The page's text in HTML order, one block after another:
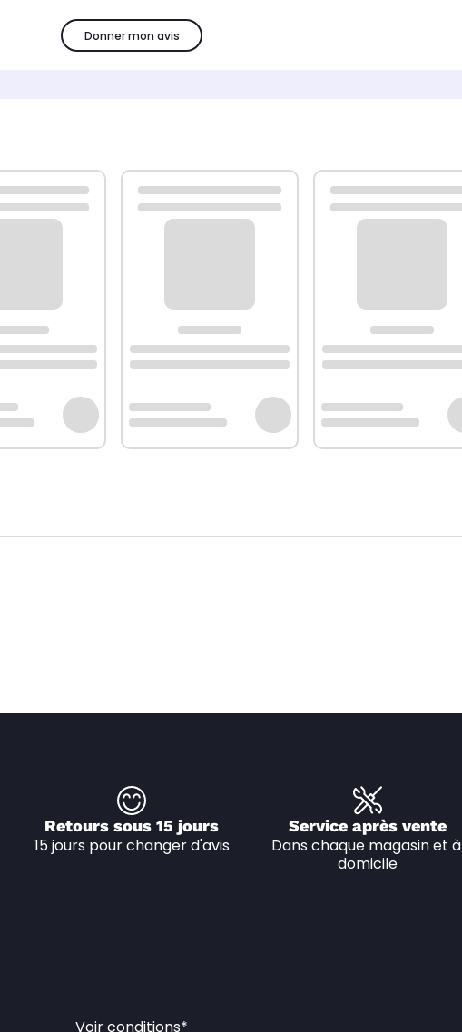
Donner mon avis
Retours sous 15 jours
15 jours pour changer d'avis
Service après vente
Dans chaque magasin et à
domicile
Voir conditions*